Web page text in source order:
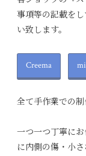
事項等の記載を
い致します。
Creema
全て手作業での制
一つ一つ丁寧に
に内側の傷・小